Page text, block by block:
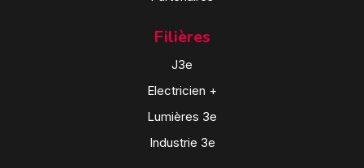
Filières
J3e
Electricien +
Lumières 3e
Industrie 3e